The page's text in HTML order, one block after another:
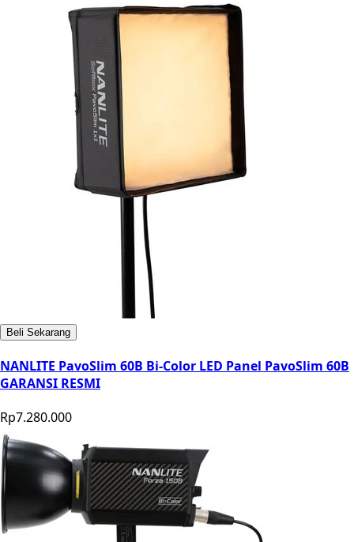
Beli Sekarang
NANLITE PavoSlim 60B Bi-Color LED Panel PavoSlim 60B
GARANSI RESMI
Rp7.280.000